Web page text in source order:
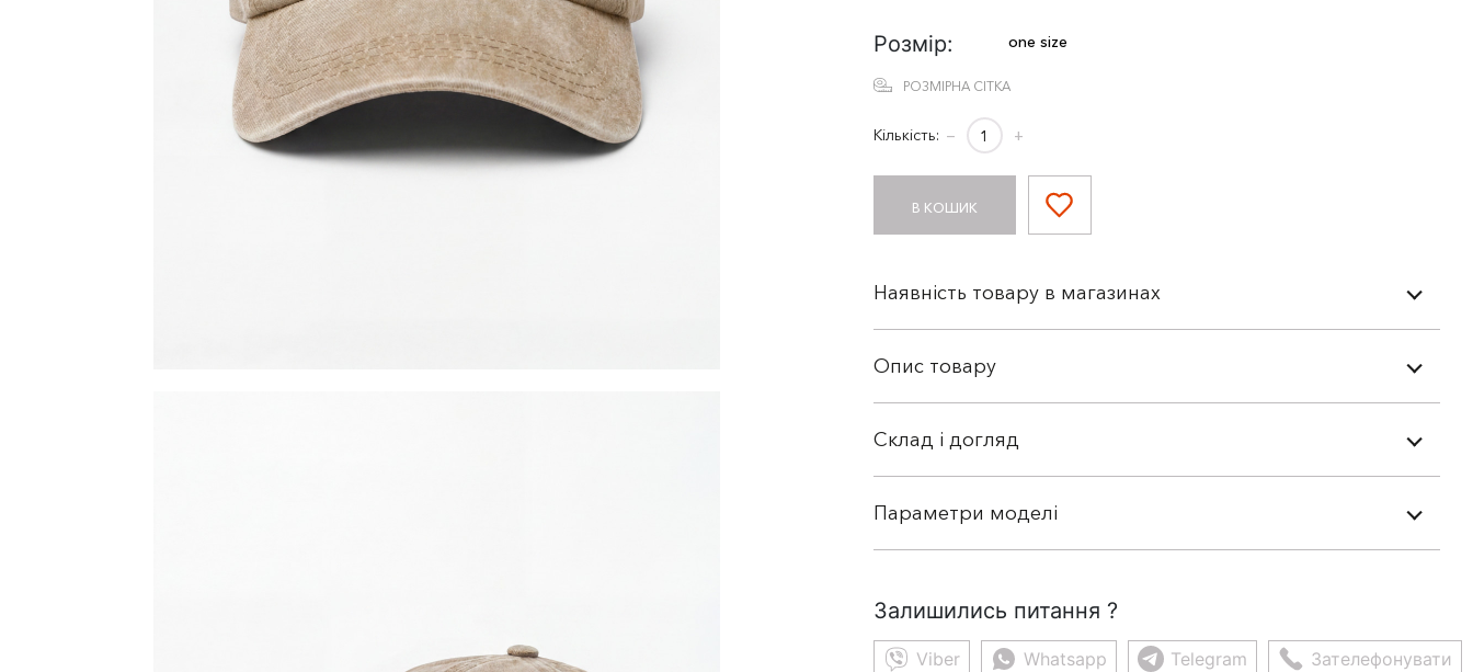
Розмір: one size
РОЗМІРНА СІТКА
Кількість: − +
В КОШИК
Наявність товару в магазинах
Опис товару
Склад і догляд
Параметри моделі
Залишились питання ?
Viber Whatsapp Telegram Зателефонувати